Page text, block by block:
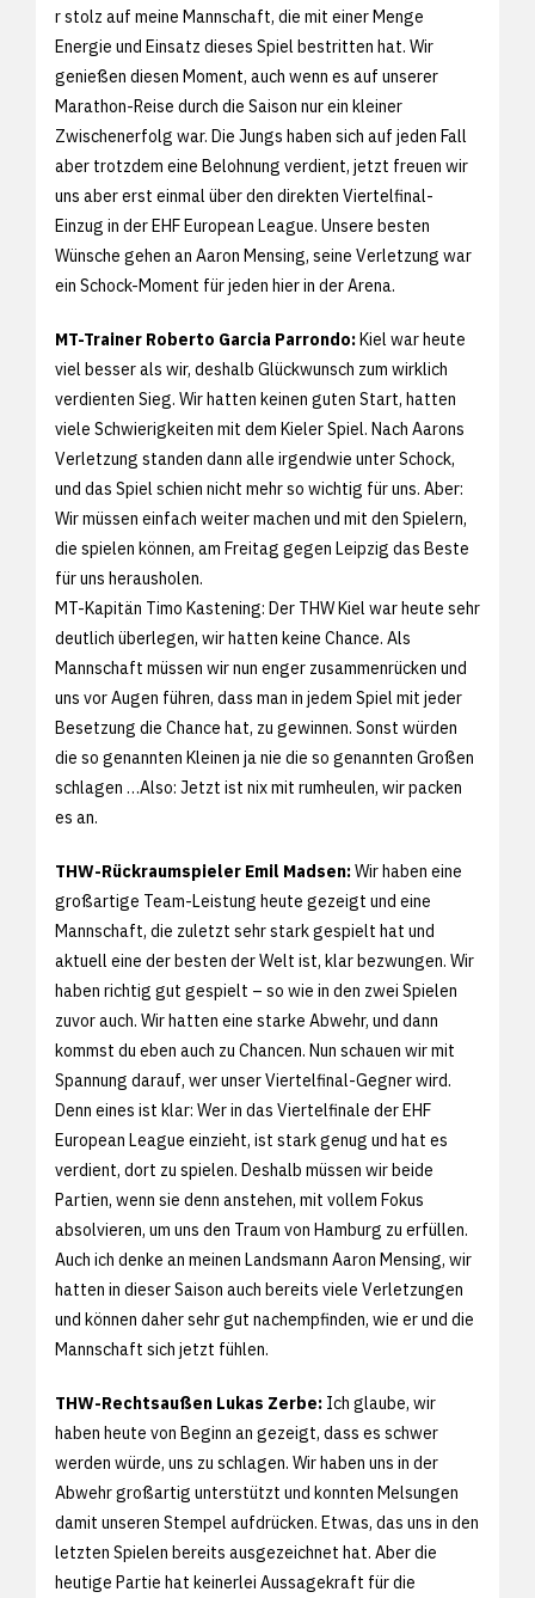
r stolz auf meine Mannschaft, die mit einer Menge
Energie und Einsatz dieses Spiel bestritten hat. Wir
genießen diesen Moment, auch wenn es auf unserer
Marathon-Reise durch die Saison nur ein kleiner
Zwischenerfolg war. Die Jungs haben sich auf jeden Fall
aber trotzdem eine Belohnung verdient, jetzt freuen wir
uns aber erst einmal über den direkten Viertelfinal-
Einzug in der EHF European League. Unsere besten
Wünsche gehen an Aaron Mensing, seine Verletzung war
ein Schock-Moment für jeden hier in der Arena.
MT-Trainer Roberto Garcia Parrondo:Kiel war heute
viel besser als wir, deshalb Glückwunsch zum wirklich
verdienten Sieg. Wir hatten keinen guten Start, hatten
viele Schwierigkeiten mit dem Kieler Spiel. Nach Aarons
Verletzung standen dann alle irgendwie unter Schock,
und das Spiel schien nicht mehr so wichtig für uns. Aber:
Wir müssen einfach weiter machen und mit den Spielern,
die spielen können, am Freitag gegen Leipzig das Beste
für uns herausholen.
MT-Kapitän Timo Kastening: Der THW Kiel war heute sehr
deutlich überlegen, wir hatten keine Chance. Als
Mannschaft müssen wir nun enger zusammenrücken und
uns vor Augen führen, dass man in jedem Spiel mit jeder
Besetzung die Chance hat, zu gewinnen. Sonst würden
die so genannten Kleinen ja nie die so genannten Großen
schlagen …Also: Jetzt ist nix mit rumheulen, wir packen
es an.
THW-Rückraumspieler Emil Madsen:Wir haben eine
großartige Team-Leistung heute gezeigt und eine
Mannschaft, die zuletzt sehr stark gespielt hat und
aktuell eine der besten der Welt ist, klar bezwungen. Wir
haben richtig gut gespielt – so wie in den zwei Spielen
zuvor auch. Wir hatten eine starke Abwehr, und dann
kommst du eben auch zu Chancen. Nun schauen wir mit
Spannung darauf, wer unser Viertelfinal-Gegner wird.
Denn eines ist klar: Wer in das Viertelfinale der EHF
European League einzieht, ist stark genug und hat es
verdient, dort zu spielen. Deshalb müssen wir beide
Partien, wenn sie denn anstehen, mit vollem Fokus
absolvieren, um uns den Traum von Hamburg zu erfüllen.
Auch ich denke an meinen Landsmann Aaron Mensing, wir
hatten in dieser Saison auch bereits viele Verletzungen
und können daher sehr gut nachempfinden, wie er und die
Mannschaft sich jetzt fühlen.
THW-Rechtsaußen Lukas Zerbe: Ich glaube, wir
haben heute von Beginn an gezeigt, dass es schwer
werden würde, uns zu schlagen. Wir haben uns in der
Abwehr großartig unterstützt und konnten Melsungen
damit unseren Stempel aufdrücken. Etwas, das uns in den
letzten Spielen bereits ausgezeichnet hat. Aber die
heutige Partie hat keinerlei Aussagekraft für die